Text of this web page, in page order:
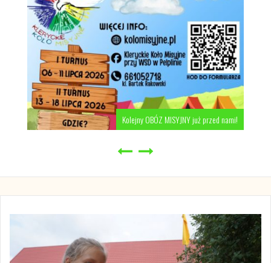
Kolejny OBÓZ MISYJNY już przed nami!